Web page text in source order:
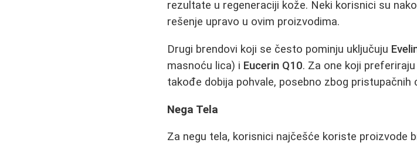
rezultate u regeneraciji kože. Neki korisnici su
rešenje upravo u ovim proizvodima.
Drugi brendovi koji se često pominju uključuju
masnoću lica) i Eucerin Q10. Za one koji
takođe dobija pohvale, posebno zbog pristupačnih
Nega Tela
Za negu tela, korisnici najčešće koriste proizvode